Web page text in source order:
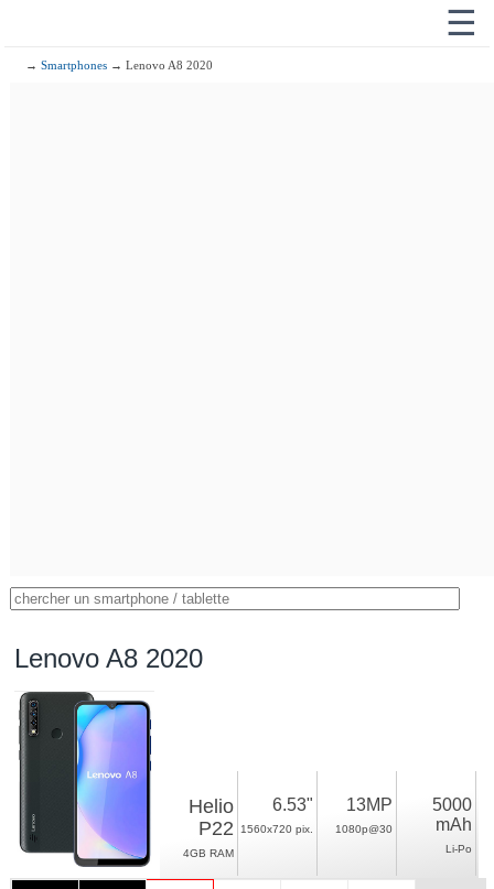
☰
→Smartphones → Lenovo A8 2020
Lenovo A8 2020
Helio
P22
4GB RAM
6.53"
1560x720 pix.
13MP
1080p@30
5000
mAh
Li-Po